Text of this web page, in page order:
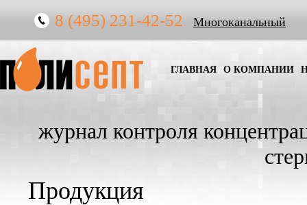
8 (495) 231-42-52 Многоканальный
ГЛАВНАЯ О КОМПАНИИ
журнал контроля
Продукция